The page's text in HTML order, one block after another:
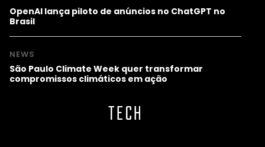
OpenAI lança piloto de anúncios no ChatGPT no
Brasil
NEWS
São Paulo Climate Week quer transformar
compromissos climáticos em ação
TECH